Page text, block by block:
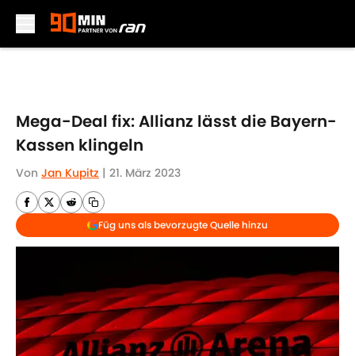
Mega-Deal fix: Allianz lässt die Bayern-
Kassen klingeln
Von Jan Kupitz | 21. März 2023
Füg uns als bevorzugte Quelle hinzu